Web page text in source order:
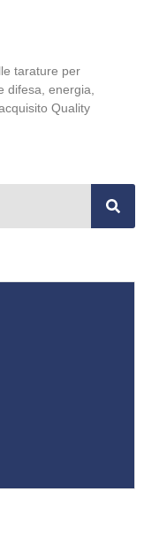
tarature per
difesa, energia,
Quality